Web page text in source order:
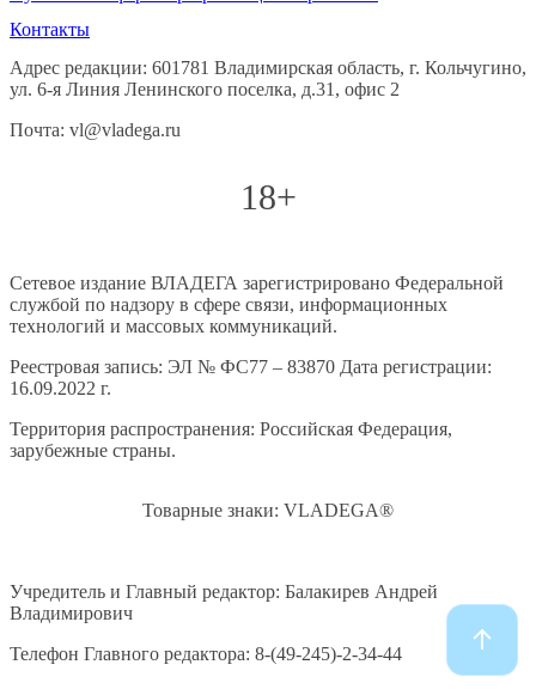
Контакты
Адрес редакции: 601781 Владимирская область, г. Кольчугино,
ул. 6-я Линия Ленинского поселка, д.31, офис 2
Почта: vl@vladega.ru
18+
Сетевое издание ВЛАДЕГА зарегистрировано Федеральной
службой по надзору в сфере связи, информационных
технологий и массовых коммуникаций.
Реестровая запись: ЭЛ № ФС77 – 83870 Дата регистрации:
16.09.2022 г.
Территория распространения: Российская Федерация,
зарубежные страны.
Товарные знаки: VLADEGA®
Учредитель и Главный редактор: Балакирев Андрей
Владимирович
Телефон Главного редактора: 8-(49-245)-2-34-44